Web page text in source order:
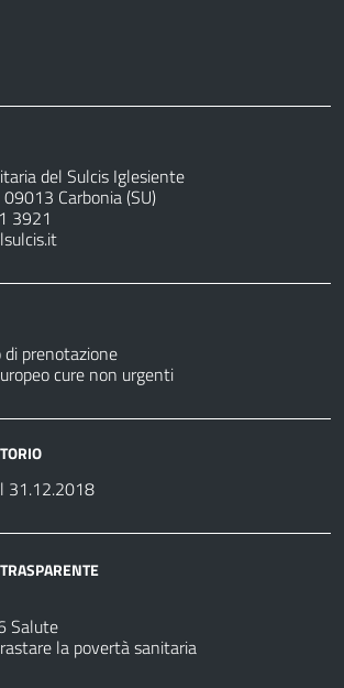
del Sulcis Iglesiente
Carbonia (SU)
3921
prenotazione
cure non urgenti
31.12.2018
Salute
la povertà sanitaria